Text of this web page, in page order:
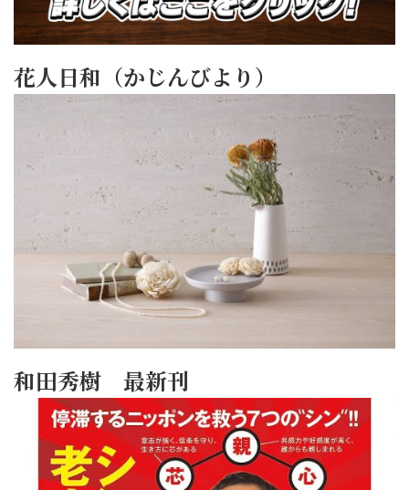
花人日和（かじんびより）
和田秀樹 最新刊